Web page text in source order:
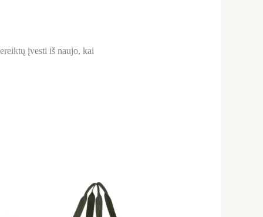
įvesti iš naujo, kai